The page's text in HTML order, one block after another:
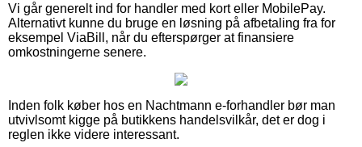
Vi går generelt ind for handler med kort eller MobilePay.
Alternativt kunne du bruge en løsning på afbetaling fra for
eksempel ViaBill, når du efterspørger at finansiere
omkostningerne senere.
Inden folk køber hos en Nachtmann e-forhandler bør man
utvivlsomt kigge på butikkens handelsvilkår, det er dog i
reglen ikke videre interessant.